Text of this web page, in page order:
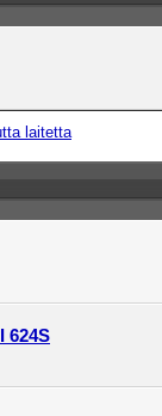
laitetta
624S